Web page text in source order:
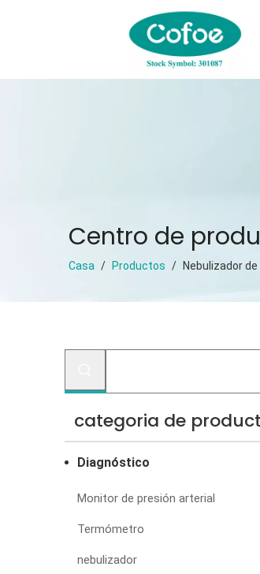
Centro de
Casa / Productos / Nebulizador
categoria de
Diagnóstico
Monitor de presión arterial
Termómetro
nebulizador